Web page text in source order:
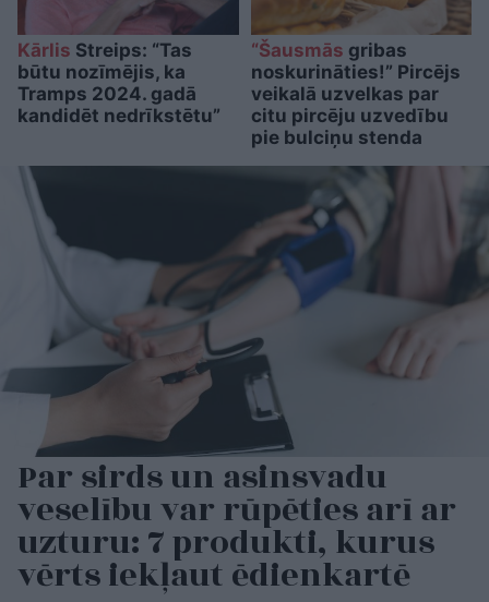
Kārlis Streips: “Tas
būtu nozīmējis, ka
Tramps 2024. gadā
kandidēt nedrīkstētu”
“Šausmās gribas
noskurināties!” Pircējs
veikalā uzvelkas par
citu pircēju uzvedību
pie bulciņu stenda
Par sirds un asinsvadu
veselību var rūpēties arī ar
uzturu: 7 produkti, kurus
vērts iekļaut ēdienkartē